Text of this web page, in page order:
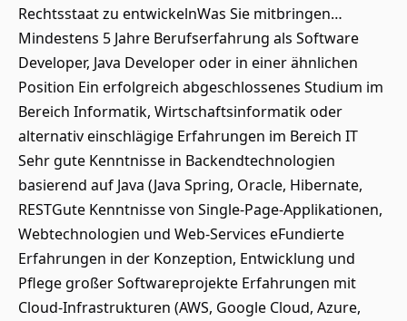
Rechtsstaat zu entwickelnWas Sie mitbringen…
Mindestens 5 Jahre Berufserfahrung als Software
Developer, Java Developer oder in einer ähnlichen
Position Ein erfolgreich abgeschlossenes Studium im
Bereich Informatik, Wirtschaftsinformatik oder
alternativ einschlägige Erfahrungen im Bereich IT
Sehr gute Kenntnisse in Backendtechnologien
basierend auf Java (Java Spring, Oracle, Hibernate,
RESTGute Kenntnisse von Single-Page-Applikationen,
Webtechnologien und Web-Services eFundierte
Erfahrungen in der Konzeption, Entwicklung und
Pflege großer Softwareprojekte Erfahrungen mit
Cloud-Infrastrukturen (AWS, Google Cloud, Azure,